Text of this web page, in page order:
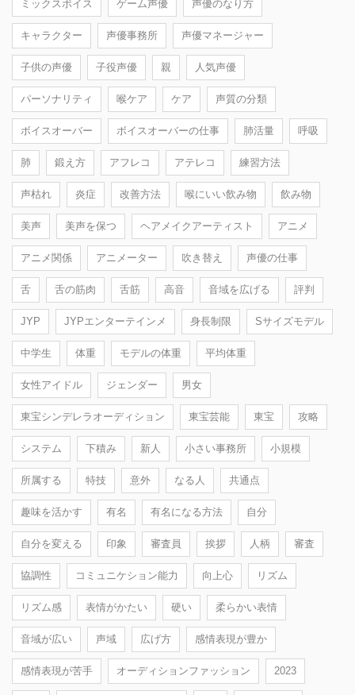
ミックスボイス ゲーム声優 声優のなり方
キャラクター 声優事務所 声優マネージャー
子供の声優 子役声優 親 人気声優
パーソナリティ 喉ケア ケア 声質の分類
ボイスオーバー ボイスオーバーの仕事 肺活量 呼吸
肺 鍛え方 アフレコ アテレコ 練習方法
声枯れ 炎症 改善方法 喉にいい飲み物 飲み物
美声 美声を保つ ヘアメイクアーティスト アニメ
アニメ関係 アニメーター 吹き替え 声優の仕事
舌 舌の筋肉 舌筋 高音 音域を広げる 評判
JYP JYPエンターテインメ 身長制限 Sサイズモデル
中学生 体重 モデルの体重 平均体重
女性アイドル ジェンダー 男女
東宝シンデレラオーディション 東宝芸能 東宝 攻略
システム 下積み 新人 小さい事務所 小規模
所属する 特技 意外 なる人 共通点
趣味を活かす 有名 有名になる方法 自分
自分を変える 印象 審査員 挨拶 人柄 審査
協調性 コミュニケション能力 向上心 リズム
リズム感 表情がかたい 硬い 柔らかい表情
音域が広い 声域 広げ方 感情表現が豊か
感情表現が苦手 オーディションファッション 2023